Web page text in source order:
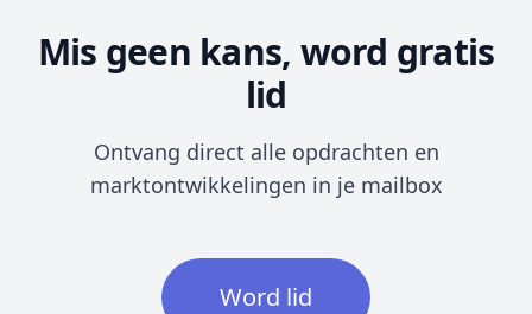
Mis geen kans, word gratis
lid
Ontvang direct alle opdrachten en
marktontwikkelingen in je mailbox
Word lid